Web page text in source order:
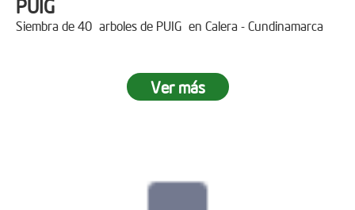
PUIG
Siembra de 40 arboles de PUIG en Calera - Cundinamarca
Ver más